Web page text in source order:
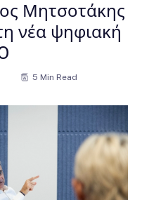
Μητσοτάκης
νέα ψηφιακή
5 Min Read